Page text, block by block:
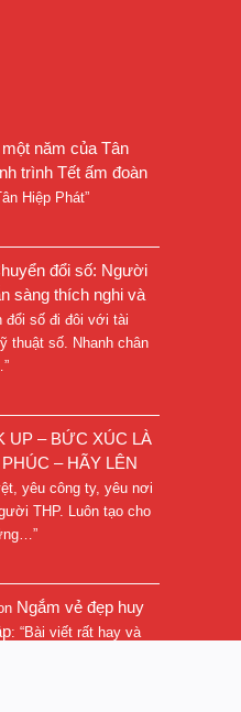
năm của Tân
trình Tết ấm đoàn
Hiệp Phát”
đổi số: Người
sàng thích nghi và
đổi số đi đôi với tài
thuật số. Nhanh chân
”
UP – BỨC XÚC LÀ
– HÃY LÊN
yêu công ty, yêu nơi
THP. Luôn tạo cho
”
Ngắm vẻ đẹp huy
: “Bài viết rất hay và